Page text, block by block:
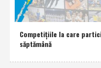
Competiţiile la care
săptămână